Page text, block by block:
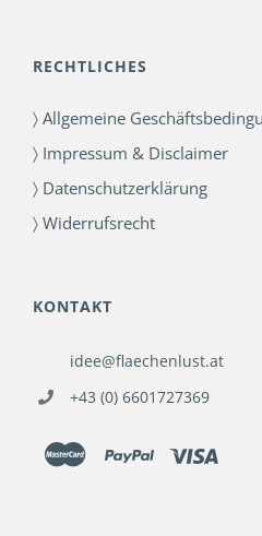
RECHTLICHES
〉 Allgemeine
〉 Impressum & Disclaimer
〉 Datenschutzerklärung
〉 Widerrufsrecht
KONTAKT
idee@flaechenlust.at
+43 (0) 6601727369